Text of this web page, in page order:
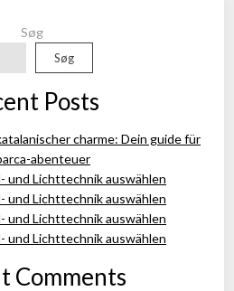
Søg
Søg
Posts
charme: Dein guide für
abenteuer
und Lichttechnik auswählen
und Lichttechnik auswählen
und Lichttechnik auswählen
und Lichttechnik auswählen
Comments